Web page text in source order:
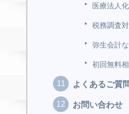
医療法人
税務調査
弥生会計
初回無料
よくあるご質
お問い合わせ